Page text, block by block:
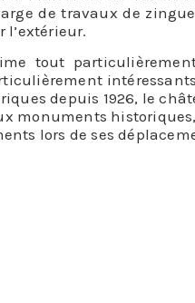
de travaux de
l’extérieur.
tout
depuis 1926, le
monuments
lors de ses